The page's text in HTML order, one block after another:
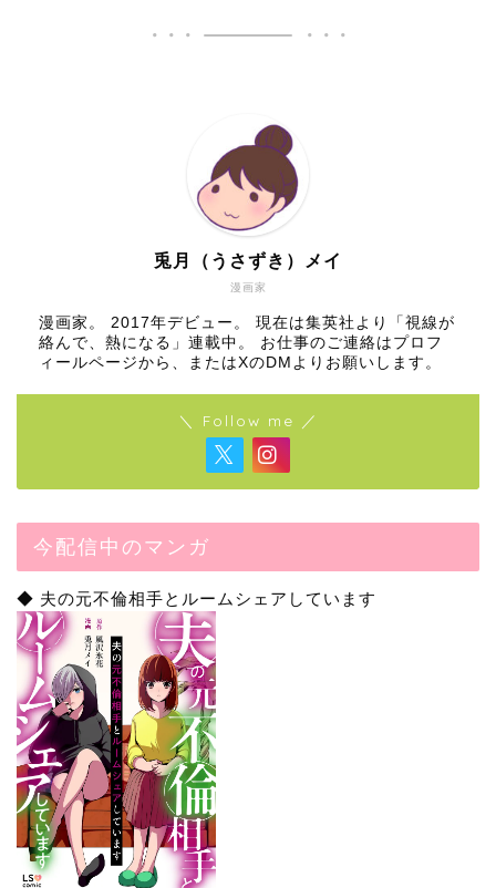
漫画家
兎月（うさずき）メイ
漫画家。 2017年デビュー。 現在は集英社より「視線が
絡んで、熱になる」連載中。 お仕事のご連絡はプロフ
ィールページから、またはXのDMよりお願いします。
＼ Follow me ／
今配信中のマンガ
◆ 夫の元不倫相手とルームシェアしています